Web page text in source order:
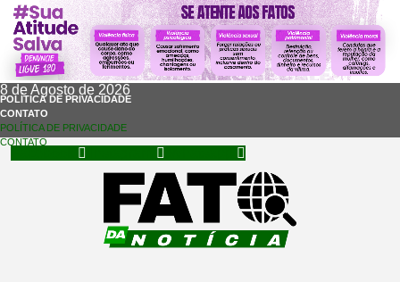
8 de Agosto de 2026
POLÍTICA DE PRIVACIDADE
CONTATO
POLÍTICA DE PRIVACIDADE
CONTATO